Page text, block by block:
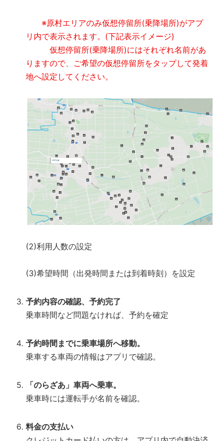
※原村エリアのみ仮想停留所(乗降場所)がアプ
リ内で表示されます。(下記表示イメージ)
仮想停留所(乗降場所)にはそれぞれ名前があ
りますので、ご希望の仮想停留所をタップして発着
地へ設定してください。
(2)利用人数の設定
(3)希望時間（出発時間または到着時刻）を設定
予約内容の確認、予約完了
乗車時間など問題なければ、予約を確定
予約時間までに乗車場所へ移動。
乗車する車両の情報はアプリで確認。
「のらざあ」車両へ乗車。
乗車時には運転手が名前を確認。
料金の支払い